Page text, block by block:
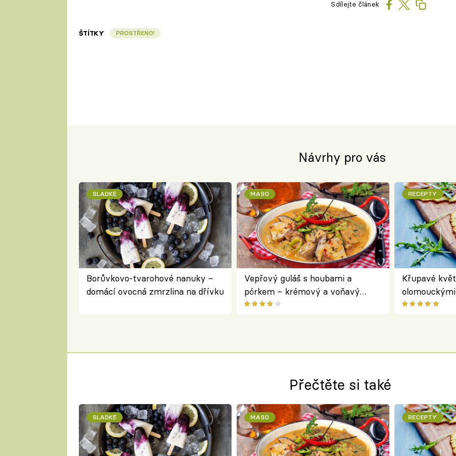
Sdílejte článek
ŠTÍTKY PROSTŘENO!
Návrhy pro vás
SLADKÉ
Borůvkovo-tvarohové nanuky –
domácí ovocná zmrzlina na dřívku
MASO
Vepřový guláš s houbami a
pórkem – krémový a voňavý
pokrm z jednoho hrnce
RECEPTY
Křupavé
bezlepkový
Přečtěte si také
SLADKÉ MASO RECEPTY